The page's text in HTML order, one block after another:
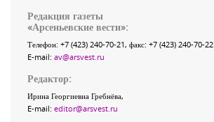
Редакция газеты
«Арсеньевские вести»:
Телефон: +7 (423) 240-70-21, факс: +7 (423) 240-70-22
E-mail: av@arsvest.ru
Редактор:
Ирина Георгиевна Гребнёва,
E-mail: editor@arsvest.ru